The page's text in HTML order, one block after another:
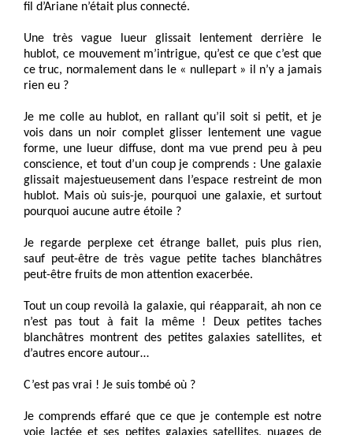
fil d’Ariane n’était plus connecté.
Une très vague lueur glissait lentement derrière le
hublot, ce mouvement m’intrigue, qu’est ce que c’est que
ce truc, normalement dans le « nullepart » il n’y a jamais
rien eu ?
Je me colle au hublot, en rallant qu’il soit si petit, et je
vois dans un noir complet glisser lentement une vague
forme, une lueur diffuse, dont ma vue prend peu à peu
conscience, et tout d’un coup je comprends : Une galaxie
glissait majestueusement dans l’espace restreint de mon
hublot. Mais où suis-je, pourquoi une galaxie, et surtout
pourquoi aucune autre étoile ?
Je regarde perplexe cet étrange ballet, puis plus rien,
sauf peut-être de très vague petite taches blanchâtres
peut-être fruits de mon attention exacerbée.
Tout un coup revoilà la galaxie, qui réapparait, ah non ce
n’est pas tout à fait la même ! Deux petites taches
blanchâtres montrent des petites galaxies satellites, et
d’autres encore autour…
C’est pas vrai ! Je suis tombé où ?
Je comprends effaré que ce que je contemple est notre